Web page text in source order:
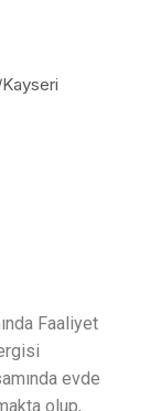
Faaliyet
evde
olup,